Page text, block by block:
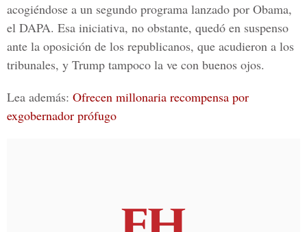
acogiéndose a un segundo programa lanzado por Obama,
el DAPA. Esa iniciativa, no obstante, quedó en suspenso
ante la oposición de los republicanos, que acudieron a los
tribunales, y Trump tampoco la ve con buenos ojos.
Lea además: Ofrecen millonaria recompensa por
exgobernador prófugo